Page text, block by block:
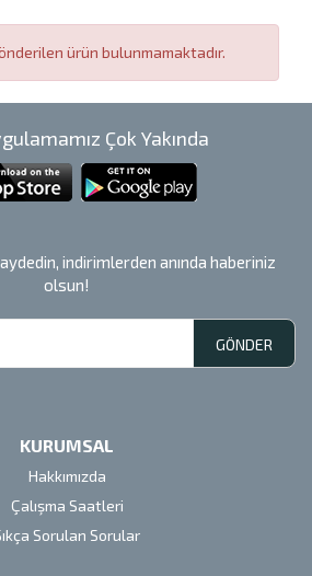
ürün bulunmamaktadır.
Çok Yakında
indirimlerden anında haberiniz
olsun!
GÖNDER
KURUMSAL
Hakkımızda
Çalışma Saatleri
Sorulan Sorular